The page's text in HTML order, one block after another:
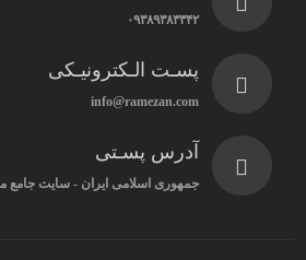
۰۹۳۸۹۳۸۳۳۴۲
پسـت الـکترونیـکی
info@ramezan.com
آدرس پسـتی
جمهوری اسلامی ایران - سایت جامع